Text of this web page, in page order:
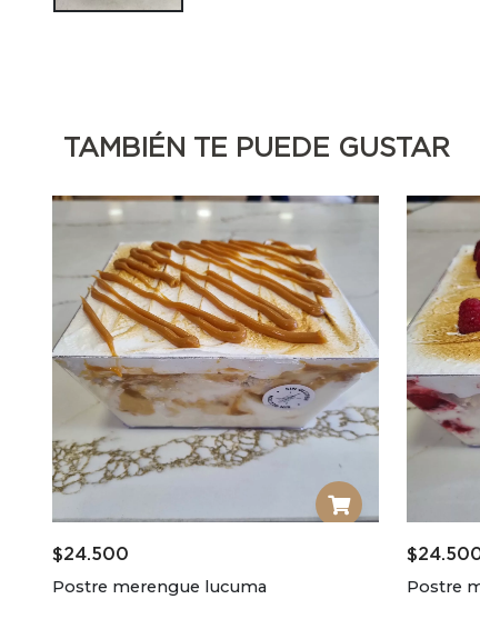
TAMBIÉN TE PUEDE GUSTAR
$24.500
Postre merengue lucuma
$
Postre